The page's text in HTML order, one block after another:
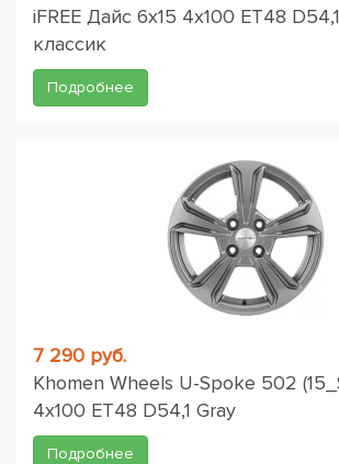
iFREE Дайс 6x15 4x100 ET48
классик
Подробнее
7 290 руб.
Khomen Wheels U-Spoke 502
4x100 ET48 D54,1 Gray
Подробнее